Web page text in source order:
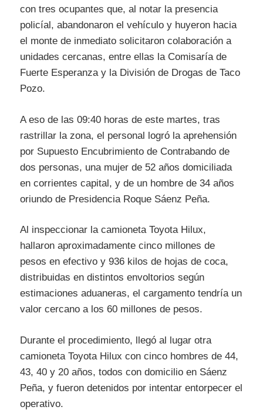
con tres ocupantes que, al notar la presencia
policíal, abandonaron el vehículo y huyeron hacia
el monte de inmediato solicitaron colaboración a
unidades cercanas, entre ellas la Comisaría de
Fuerte Esperanza y la División de Drogas de Taco
Pozo.
A eso de las 09:40 horas de este martes, tras
rastrillar la zona, el personal logró la aprehensión
por Supuesto Encubrimiento de Contrabando de
dos personas, una mujer de 52 años domiciliada
en corrientes capital, y de un hombre de 34 años
oriundo de Presidencia Roque Sáenz Peña.
Al inspeccionar la camioneta Toyota Hilux,
hallaron aproximadamente cinco millones de
pesos en efectivo y 936 kilos de hojas de coca,
distribuidas en distintos envoltorios según
estimaciones aduaneras, el cargamento tendría un
valor cercano a los 60 millones de pesos.
Durante el procedimiento, llegó al lugar otra
camioneta Toyota Hilux con cinco hombres de 44,
43, 40 y 20 años, todos con domicilio en Sáenz
Peña, y fueron detenidos por intentar entorpecer el
operativo.